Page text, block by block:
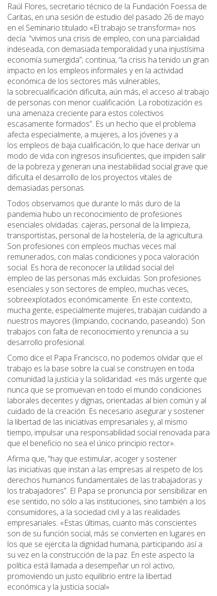
Raúl Flores, secretario técnico de la Fundación Foessa de
Caritas, en una sesión de estudio del pasado 26 de mayo
en el Seminario titulado «El trabajo se transforma» nos
decía: “vivimos una crisis de empleo, con una parcialidad
indeseada, con demasiada temporalidad y una injustísima
economía sumergida”; continua, “la crisis ha tenido un gran
impacto en los empleos informales y en la actividad
económica de los sectores más vulnerables,
la sobrecualificación dificulta, aún más, el acceso al trabajo
de personas con menor cualificación. La robotización es
una amenaza creciente para estos colectivos
escasamente formados”. Es un hecho que el problema
afecta especialmente, a mujeres, a los jóvenes y a
los empleos de baja cualificación, lo que hace derivar un
modo de vida con ingresos insuficientes, que impiden salir
de la pobreza y generan una inestabilidad social grave que
dificulta el desarrollo de los proyectos vitales de
demasiadas personas.
Todos observamos que durante lo más duro de la
pandemia hubo un reconocimiento de profesiones
esenciales olvidadas: cajeras, personal de la limpieza,
transportistas, personal de la hostelería, de la agricultura.
Son profesiones con empleos muchas veces mal
remunerados, con malas condiciones y poca valoración
social. Es hora de reconocer la utilidad social del
empleo de las personas más excluidas. Son profesiones
esenciales y son sectores de empleo, muchas veces,
sobreexplotados económicamente. En este contexto,
mucha gente, especialmente mujeres, trabajan cuidando a
nuestros mayores (limpiando, cocinando, paseando). Son
trabajos con falta de reconocimiento y renuncia a su
desarrollo profesional.
Como dice el Papa Francisco, no podemos olvidar que el
trabajo es la base sobre la cual se construyen en toda
comunidad la justicia y la solidaridad: «es más urgente que
nunca que se promuevan en todo el mundo condiciones
laborales decentes y dignas, orientadas al bien común y al
cuidado de la creación. Es necesario asegurar y sostener
la libertad de las iniciativas empresariales y, al mismo
tiempo, impulsar una responsabilidad social renovada para
que el beneficio no sea el único principio rector».
Afirma que, “hay que estimular, acoger y sostener
las iniciativas que instan a las empresas al respeto de los
derechos humanos fundamentales de las trabajadoras y
los trabajadores”. El Papa se pronuncia por sensibilizar en
ese sentido, no sólo a las instituciones, sino también a los
consumidores, a la sociedad civil y a las realidades
empresariales. «Estas últimas, cuanto más conscientes
son de su función social, más se convierten en lugares en
los que se ejercita la dignidad humana, participando así a
su vez en la construcción de la paz. En este aspecto la
política está llamada a desempeñar un rol activo,
promoviendo un justo equilibrio entre la libertad
económica y la justicia social»